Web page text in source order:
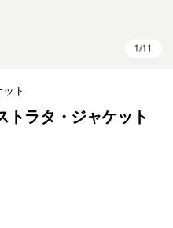
ト
トラタ・ジャケット